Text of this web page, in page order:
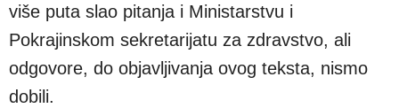
više puta slao pitanja i Ministarstvu i
Pokrajinskom sekretarijatu za zdravstvo, ali
odgovore, do objavljivanja ovog teksta, nismo
dobili.